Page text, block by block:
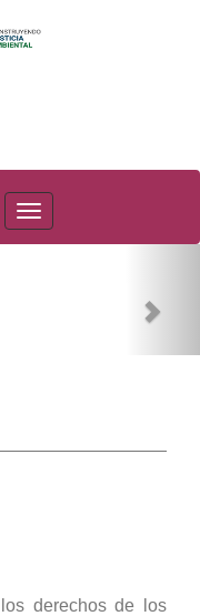
PAOT
derechos de los